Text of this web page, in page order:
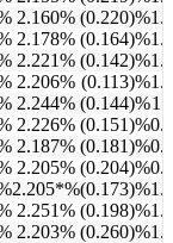
2.160% (0.220)%
2.178% (0.164)%
2.221% (0.142)%
2.206% (0.113)%
2.244% (0.144)%
2.226% (0.151)%
2.187% (0.181)%
2.205% (0.204)%
2.205*%(0.173)%
2.251% (0.198)%
2.203% (0.260)%